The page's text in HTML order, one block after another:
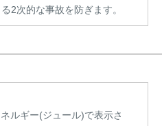
2次的な事故を防ぎます。
ルギー(ジュール)で表示さ